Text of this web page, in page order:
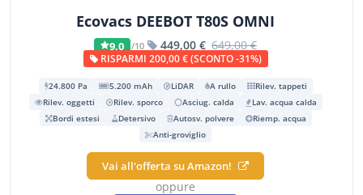
Ecovacs DEEBOT T80S OMNI
9,0 /10 449,00 € 649,00 €
RISPARMI 200,00 € (SCONTO -31%)
24.800 Pa 5.200 mAh LiDAR A rullo
Rilev. tappeti
Rilev. oggetti
Rilev. sporco Asciug. calda
Lav. acqua calda
Bordi estesi
Detersivo Autosv. polvere
Riemp. acqua
Anti-groviglio
Vai all'offerta su Amazon!
oppure